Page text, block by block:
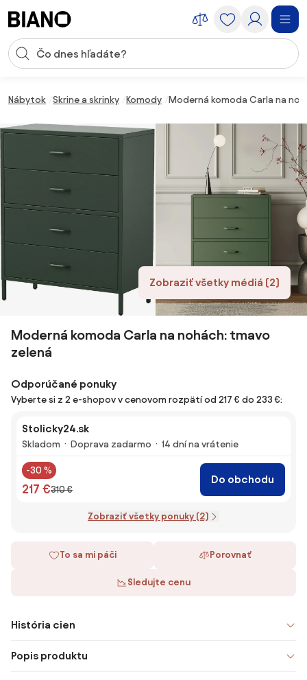
Vstup pre vyhľadávanie
Nábytok Skrine a skrinky Komody Moderná komoda Carla na
Zobraziť všetky médiá (2)
Moderná komoda Carla na nohách: tmavo
zelená
Odporúčané ponuky
Vyberte si z 2 e-shopov v cenovom rozpätí od 217 € do 233 €:
Stolicky24.sk
Skladom Doprava zadarmo 14 dní na vrátenie
-30 %
217 €310 €
Do obchodu
Zobraziť všetky ponuky (2)
To sa mi páči Porovnať
Sledujte cenu
História cien
Popis produktu